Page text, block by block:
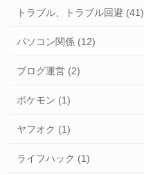
トラブル、トラブル回避 (41)
パソコン関係 (12)
ブログ運営 (2)
ポケモン (1)
ヤフオク (1)
ライフハック (1)